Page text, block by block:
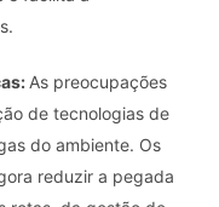
As preocupações
de tecnologias de
do ambiente. Os
reduzir a pegada